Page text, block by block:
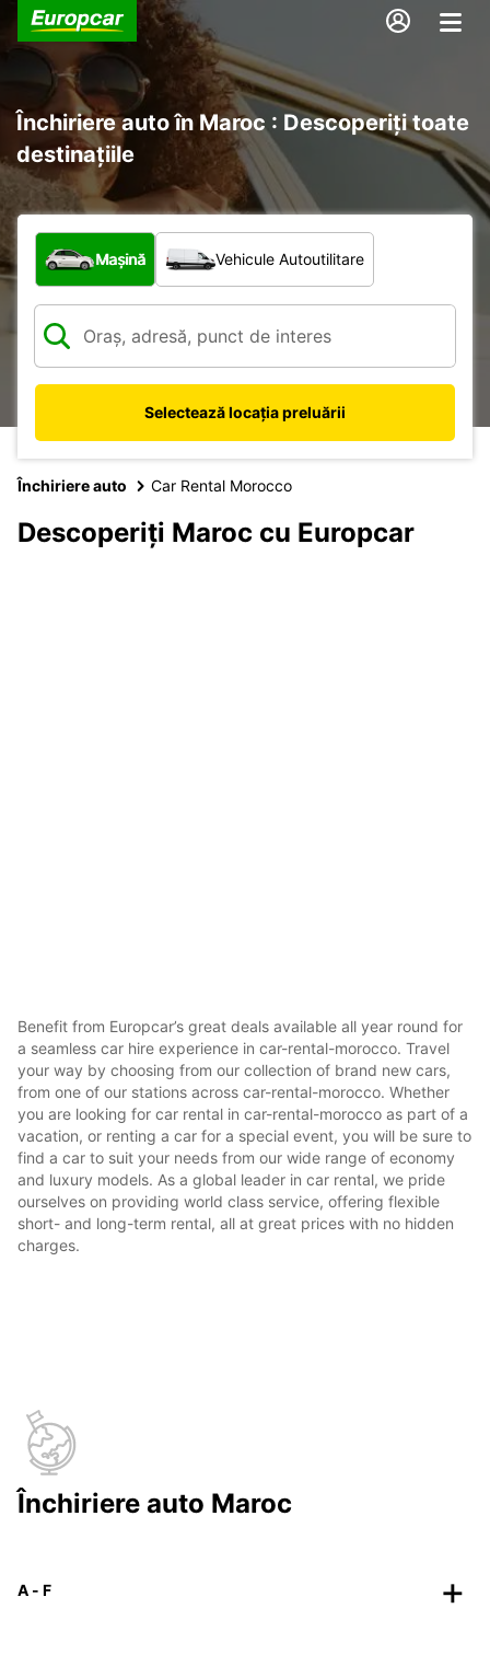
Închiriere auto în Maroc : Descoperiți toate
destinațiile
Ce tip de vehicul?
Mașină Vehicule Autoutilitare
Selectează locația preluării
Închiriere auto Car Rental Morocco
Descoperiți Maroc cu Europcar
Benefit from Europcar’s great deals available all year round for
a seamless car hire experience in car-rental-morocco. Travel
your way by choosing from our collection of brand new cars,
from one of our stations across car-rental-morocco. Whether
you are looking for car rental in car-rental-morocco as part of a
vacation, or renting a car for a special event, you will be sure to
find a car to suit your needs from our wide range of economy
and luxury models. As a global leader in car rental, we pride
ourselves on providing world class service, offering flexible
short- and long-term rental, all at great prices with no hidden
charges.
Închiriere auto Maroc
A - F